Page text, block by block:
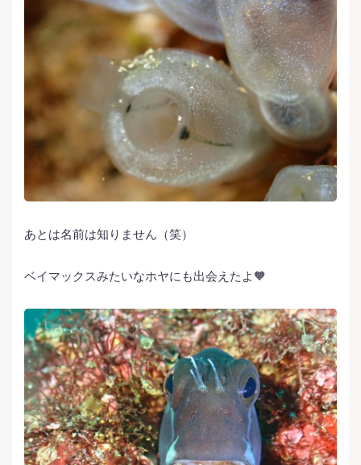
あとは名前は知りません（笑）
ベイマックスみたいなホヤにも出会えたよ🧡